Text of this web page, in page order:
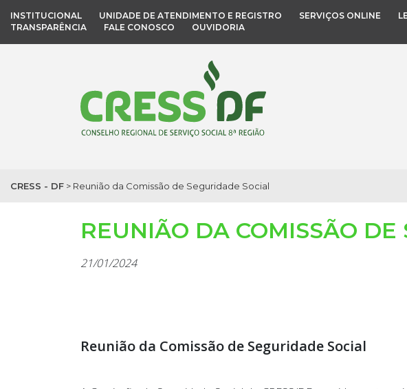
INSTITUCIONAL UNIDADE DE ATENDIMENTO E REGISTRO SERVIÇOS ONLINE
TRANSPARÊNCIA
FALE CONOSCO OUVIDORIA
CRESS - DF > Reunião da Comissão de Seguridade Social
REUNIÃO DA COMISSÃO DE
21/01/2024
Reunião da Comissão de Seguridade Social